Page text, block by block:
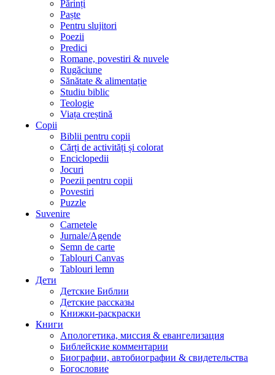
Părinți
Paște
Pentru slujitori
Poezii
Predici
Romane, povestiri & nuvele
Rugăciune
Sănătate & alimentație
Studiu biblic
Teologie
Viața creștină
Copii
Biblii pentru copii
Cărți de activități și colorat
Enciclopedii
Jocuri
Poezii pentru copii
Povestiri
Puzzle
Suvenire
Carnetele
Jurnale/Agende
Semn de carte
Tablouri Canvas
Tablouri lemn
Дети
Детские Библии
Детские рассказы
Книжки-раскраски
Книги
Апологетика, миссия & евангелизация
Библейские комментарии
Биографии, автобиографии & свидетельства
Богословие